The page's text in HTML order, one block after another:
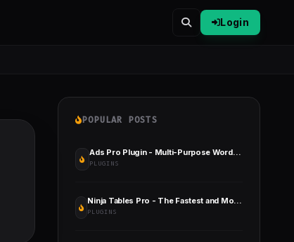
Login
POPULAR POSTS
Ads Pro Plugin - Multi-Purpose WordPress Advertising Manager
PLUGINS
Ninja Tables Pro - The Fastest and Most Diverse WordPress DataTables Plugin
PLUGINS